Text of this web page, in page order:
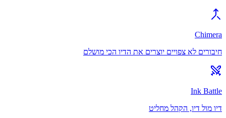
Chimera
חיבורים לא צפויים יוצרים את הדיו הכי מושלם
Ink Battle
דיו מול דיו, הקהל מחליט